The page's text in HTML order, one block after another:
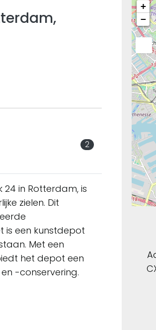
2
in Rotterdam, is
zielen. Dit
is een kunstdepot
Met een
het depot een
-conservering.
+
−